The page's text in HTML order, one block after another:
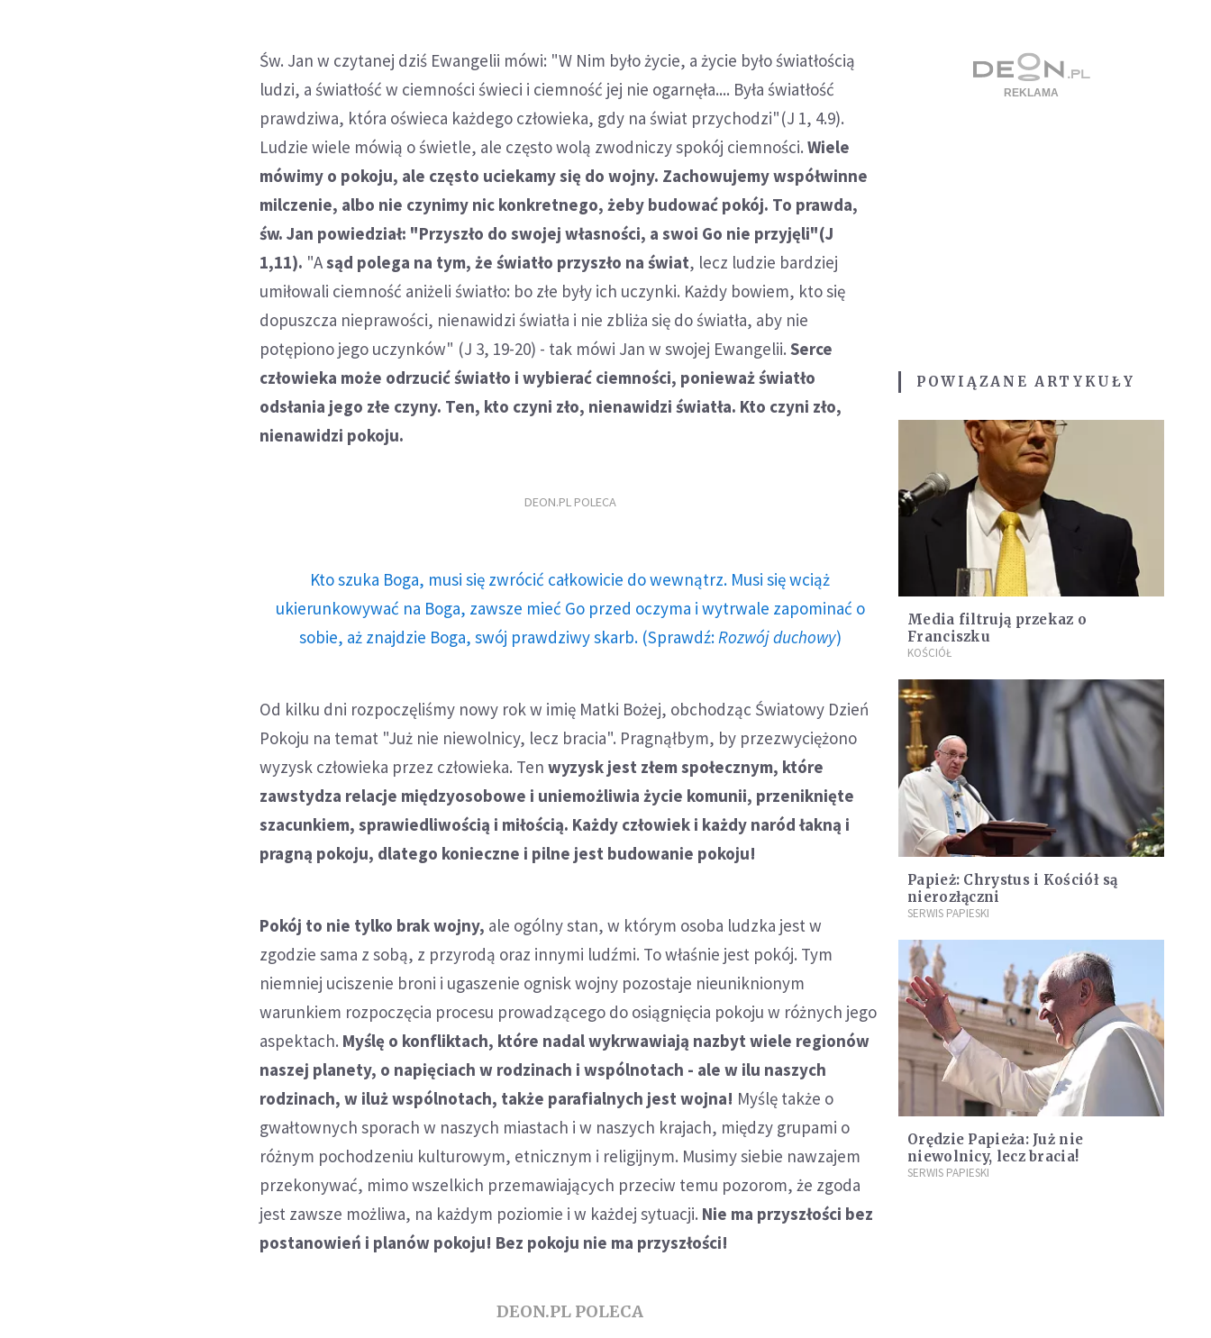
Św. Jan w czytanej dziś Ewangelii mówi: "W Nim było życie, a życie było światłością
ludzi, a światłość w ciemności świeci i ciemność jej nie ogarnęła.... Była światłość
prawdziwa, która oświeca każdego człowieka, gdy na świat przychodzi"(J 1, 4.9).
Ludzie wiele mówią o świetle, ale często wolą zwodniczy spokój ciemności.Wiele
mówimy o pokoju, ale często uciekamy się do wojny. Zachowujemy współwinne
milczenie, albo nie czynimy nic konkretnego, żeby budować pokój. To prawda,
św. Jan powiedział: "Przyszło do swojej własności, a swoi Go nie przyjęli"(J
1,11). "Asąd polega na tym, że światło przyszło na świat, lecz ludzie bardziej
umiłowali ciemność aniżeli światło: bo złe były ich uczynki. Każdy bowiem, kto się
dopuszcza nieprawości, nienawidzi światła i nie zbliża się do światła, aby nie
potępiono jego uczynków" (J 3, 19-20) - tak mówi Jan w swojej Ewangelii.Serce
człowieka może odrzucić światło i wybierać ciemności, ponieważ światło
odsłania jego złe czyny. Ten, kto czyni zło, nienawidzi światła. Kto czyni zło,
nienawidzi pokoju.
DEON.PL POLECA
Kto szuka Boga, musi się zwrócić całkowicie do wewnątrz. Musi się wciąż
ukierunkowywać na Boga, zawsze mieć Go przed oczyma i wytrwale zapominać o
sobie, aż znajdzie Boga, swój prawdziwy skarb. (Sprawdź: Rozwój duchowy)
Od kilku dni rozpoczęliśmy nowy rok w imię Matki Bożej, obchodząc Światowy Dzień
Pokoju na temat "Już nie niewolnicy, lecz bracia". Pragnąłbym, by przezwyciężono
wyzysk człowieka przez człowieka. Tenwyzysk jest złem społecznym, które
zawstydza relacje międzyosobowe i uniemożliwia życie komunii, przeniknięte
szacunkiem, sprawiedliwością i miłością. Każdy człowiek i każdy naród łakną i
pragną pokoju, dlatego konieczne i pilne jest budowanie pokoju!
Pokój to nie tylko brak wojny, ale ogólny stan, w którym osoba ludzka jest w
zgodzie sama z sobą, z przyrodą oraz innymi ludźmi. To właśnie jest pokój. Tym
niemniej uciszenie broni i ugaszenie ognisk wojny pozostaje nieuniknionym
warunkiem rozpoczęcia procesu prowadzącego do osiągnięcia pokoju w różnych jego
aspektach. Myślę o konfliktach, które nadal wykrwawiają nazbyt wiele regionów
naszej planety, o napięciach w rodzinach i wspólnotach - ale w ilu naszych
rodzinach, w iluż wspólnotach, także parafialnych jest wojna! Myślę także o
gwałtownych sporach w naszych miastach i w naszych krajach, między grupami o
różnym pochodzeniu kulturowym, etnicznym i religijnym. Musimy siebie nawzajem
przekonywać, mimo wszelkich przemawiających przeciw temu pozorom, że zgoda
jest zawsze możliwa, na każdym poziomie i w każdej sytuacji. Nie ma przyszłości bez
postanowień i planów pokoju! Bez pokoju nie ma przyszłości!
DEON.PL POLECA
POWIĄZANE ARTYKUŁY
Media filtrują przekaz o
Franciszku
KOŚCIÓŁ
Papież: Chrystus i Kościół są
nierozłączni
SERWIS PAPIESKI
Orędzie Papieża: Już nie
niewolnicy, lecz bracia!
SERWIS PAPIESKI